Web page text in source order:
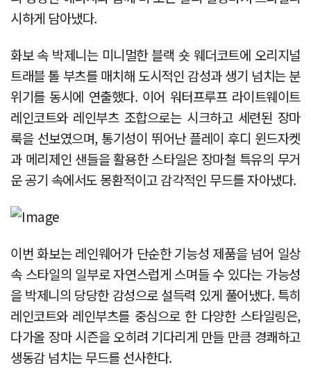
시하게 담아냈다.
화보 속 박제니는 미니멀한 블랙 숏 웨더코트에 오리지널
트래블 톨 부츠를 매치해 도시적인 감성과 생기 넘치는 분
위기를 동시에 연출했다. 이어 워터프루프 라이트웨이트
레인코트와 레인부츠 조합으로는 시크하고 세련된 장마
룩을 선보였으며, 통기성이 뛰어난플레이 후디 윈드자켓
과 메리제인 샌들을 활용한 스타일은 장마철 특유의 무거
운 공기 속에서도 몽환적이고 감각적인 무드를 자아냈다.
이번 화보는 레인웨어가 단순한 기능성 제품을 넘어 일상
속 스타일의 일부로 자연스럽게 스며들 수 있다는 가능성
을 박제니의 당당한 감성으로 설득력 있게 풀어냈다. 특히
레인코트와 레인부츠를 중심으로 한 다양한 스타일링은,
다가올 장마 시즌을 오히려 기다리게 만들 만큼 경쾌하고
생동감 넘치는 무드를 선사한다.